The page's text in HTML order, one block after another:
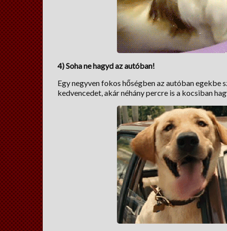
4) Soha ne hagyd az autóban!
Egy negyven fokos hőségben az autóban egekbe
kedvencedet, akár néhány percre is a kocsiban